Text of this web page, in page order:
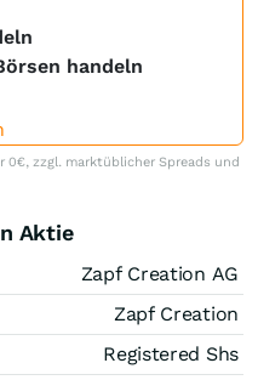
handeln
0€, zzgl. marktüblicher Spreads und
Aktie
Zapf Creation AG
Zapf Creation
Registered Shs